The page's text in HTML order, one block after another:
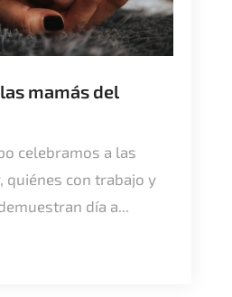
mamás del
celebramos a las
quiénes con trabajo y
día a...